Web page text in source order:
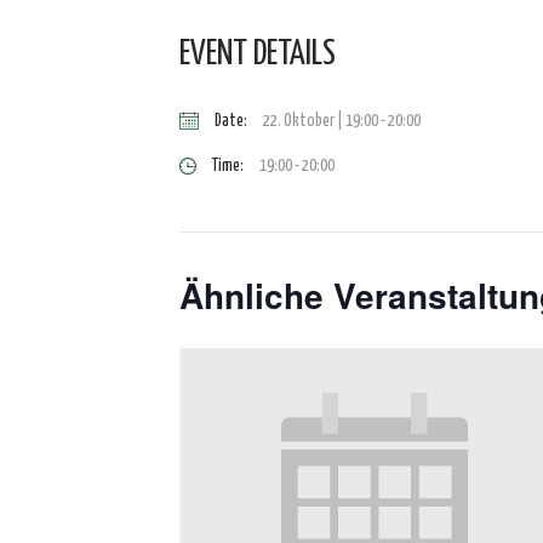
EVENT DETAILS
Date: 22. Oktober | 19:00-20:00
Time: 19:00 - 20:00
Ähnliche